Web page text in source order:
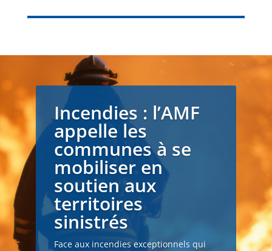
Incendies : l’AMF
appelle les
communes à se
mobiliser en
soutien aux
territoires
sinistrés
Face aux incendies exceptionnels qui